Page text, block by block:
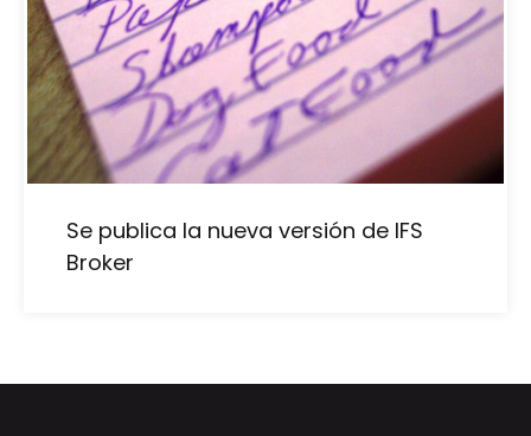
Se publica la nueva versión de IFS
Broker